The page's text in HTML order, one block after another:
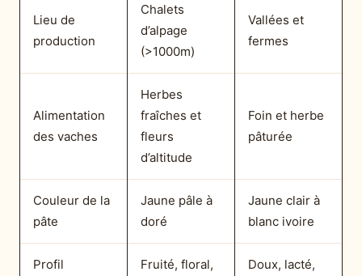
Lieu de
production
Chalets
d’alpage
(>1000m)
Vallées et
fermes
Alimentation
des vaches
Herbes
fraîches et
fleurs
d’altitude
Foin et herbe
pâturée
Couleur de la
pâte
Jaune pâle à
doré
Jaune clair à
blanc ivoire
Profil
Fruité, floral,
Doux, lacté,